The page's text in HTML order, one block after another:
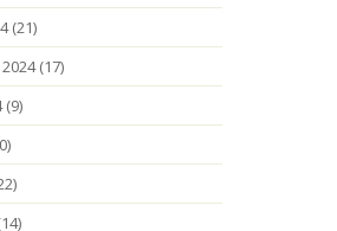
(21)
(17)
(9)